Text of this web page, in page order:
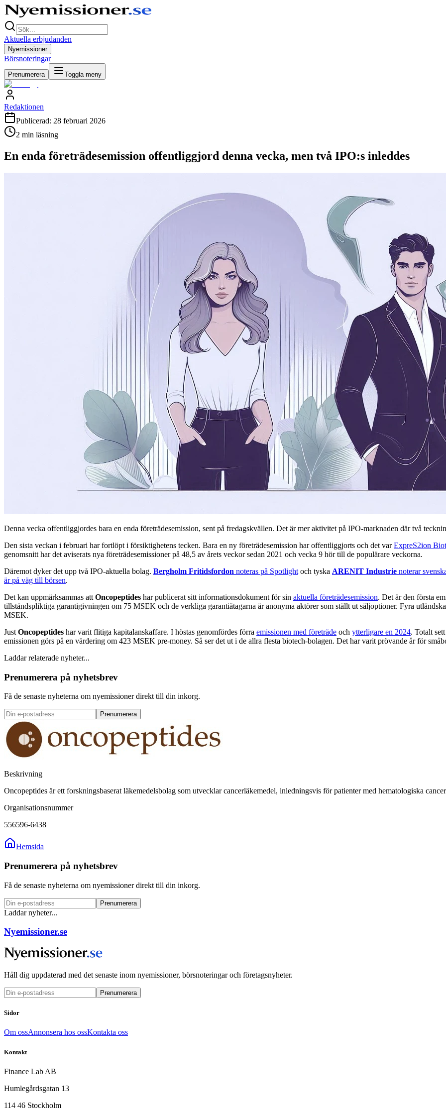
Aktuella erbjudanden
Nyemissioner
Börsnoteringar
Prenumerera Toggla meny
Redaktionen
Publicerad: 28 februari 2026
2 min läsning
En enda företrädesemission offentliggjord denna vecka, men två IPO:s inleddes
Denna vecka offentliggjordes bara en enda företrädesemission, sent på fredagskvällen. Det är mer aktivitet på IPO-marknaden där två
Den sista veckan i februari har fortlöpt i försiktighetens tecken. Bara en ny företrädesemission har offentliggjorts och det varExpreS2ion
genomsnitt har det aviserats nya företrädesemissioner på 48,5 av årets veckor sedan 2021 och vecka 9 hör till de populärare veckorna.
Däremot dyker det upp två IPO-aktuella bolag. Bergholm Fritidsfordon noteras på Spotlight och tyska ARENIT Industrie noterar
är på väg till börsen.
Det kan uppmärksammas att Oncopeptides har publicerat sitt informationsdokument för sin aktuella företrädesemission. Det är den första
tillståndspliktiga garantigivningen om 75 MSEK och de verkliga garantiåtagarna är anonyma aktörer som ställt ut säljoptioner. Fyra
MSEK.
Just Oncopeptides har varit flitiga kapitalanskaffare. I höstas genomfördes förra emissionen med företräde och ytterligare en 2024. Totalt
emissionen görs på en värdering om 423 MSEK pre-money. Så ser det ut i de allra flesta biotech-bolagen. Det har varit prövande år för
Laddar relaterade nyheter...
Prenumerera på nyhetsbrev
Få de senaste nyheterna om nyemissioner direkt till din inkorg.
Prenumerera
Beskrivning
Oncopeptides är ett forskningsbaserat läkemedelsbolag som utvecklar cancerläkemedel, inledningsvis för patienter med hematologiska
Organisationsnummer
556596-6438
Hemsida
Prenumerera på nyhetsbrev
Få de senaste nyheterna om nyemissioner direkt till din inkorg.
Prenumerera
Laddar nyheter...
Nyemissioner.se
Håll dig uppdaterad med det senaste inom nyemissioner, börsnoteringar och företagsnyheter.
Prenumerera
Sidor
Om ossAnnonsera hos ossKontakta oss
Kontakt
Finance Lab AB
Humlegårdsgatan 13
114 46 Stockholm